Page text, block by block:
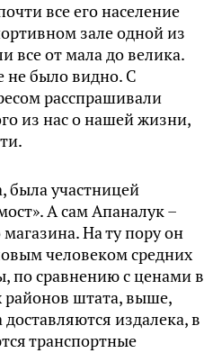
все его население
зале одной из
все от мала до велика.
не было видно. С
расспрашивали
из нас о нашей жизни,
была участницей
А сам Апаналук –
На ту пору он
человеком средних
по сравнению с ценами в
районов штата, выше,
издалека, в
транспортные